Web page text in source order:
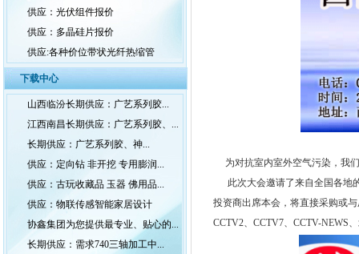
供应：光伏组件报价
供应：多晶硅片报价
供应:各种价位带状光纤热缩管
下载中心
山西临汾长期供应：广艺系列胶...
江西南昌长期供应：广艺系列胶、...
长期供应：广艺系列胶、神...
供应：定向钻 非开挖 专用膨润...
供应：古玩收藏品 玉器 佛用品...
供应：物联传感智能家居设计
协鑫集团为您提供最专业、贴心的...
长期供应：需求740三轴加工中...
为对抗室内室外空气污染，我们
此次大会邀请了来自全国各地
投资商出席本会，将直接采购或
CCTV2、CCTV7、CCTV-NEWS